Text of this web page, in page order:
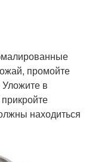
промойте
в
находиться